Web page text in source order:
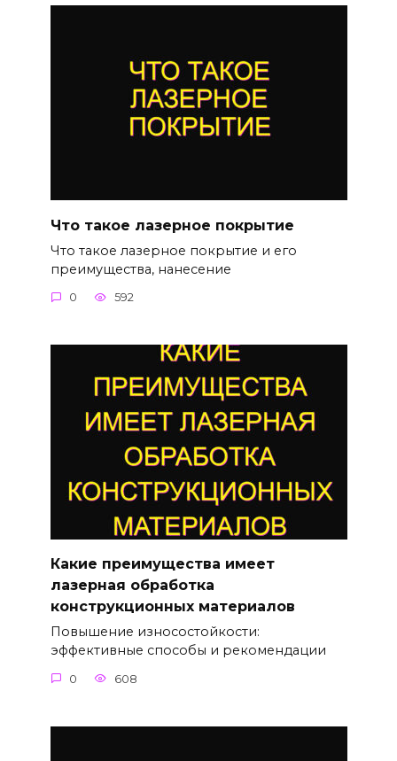
Что такое лазерное покрытие
Что такое лазерное покрытие и его
преимущества, нанесение
0 592
Какие преимущества имеет
лазерная обработка
конструкционных материалов
Повышение износостойкости:
эффективные способы и рекомендации
0 608